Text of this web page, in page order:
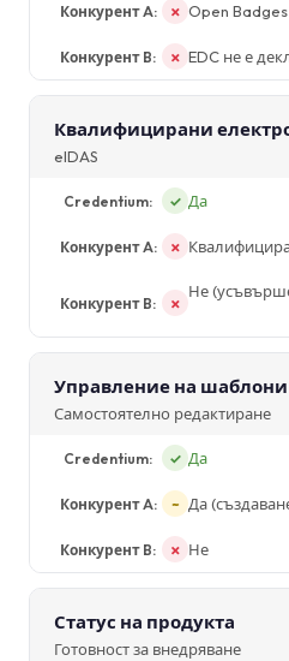
✗ Open
✗ EDC не е
Квалифицирани
eIDAS
✓ Да
✗
✗
Не
Управление на шаблони
Самостоятелно редактиране
✓ Да
~ Да
✗ Не
Статус на продукта
Готовност за внедряване